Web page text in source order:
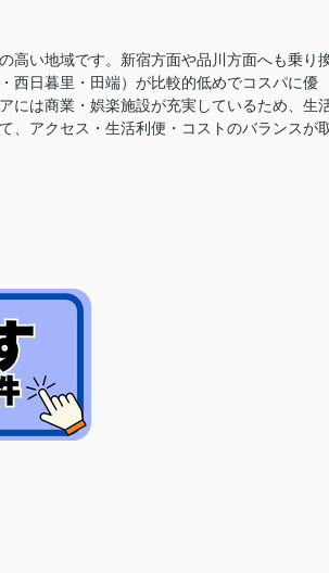
高い地域です。新宿方面や品川方面へも乗り
西日暮里・田端）が比較的低めでコスパに優
には商業・娯楽施設が充実しているため、生
、アクセス・生活利便・コストのバランスが